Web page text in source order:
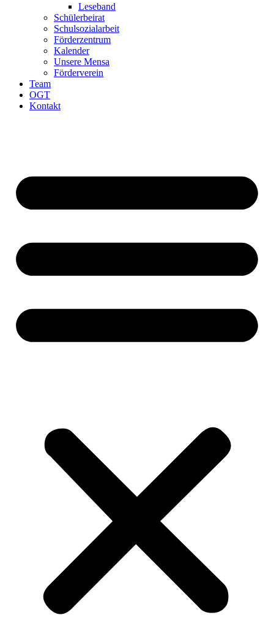
Leseband
Schülerbeirat
Schulsozialarbeit
Förderzentrum
Kalender
Unsere Mensa
Förderverein
Team
OGT
Kontakt